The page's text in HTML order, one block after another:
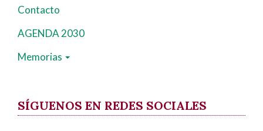
Contacto
AGENDA 2030
Memorias
SÍGUENOS EN REDES SOCIALES